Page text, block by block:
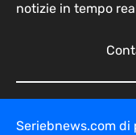
notizie in tempo
Seriebnews.com di